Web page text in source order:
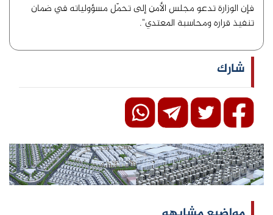
فإن الوزارة تدعو مجلس الأمن إلى تحمّل مسؤولياته في ضمان
تنفيذ قراره ومحاسبة المعتدي".
شارك